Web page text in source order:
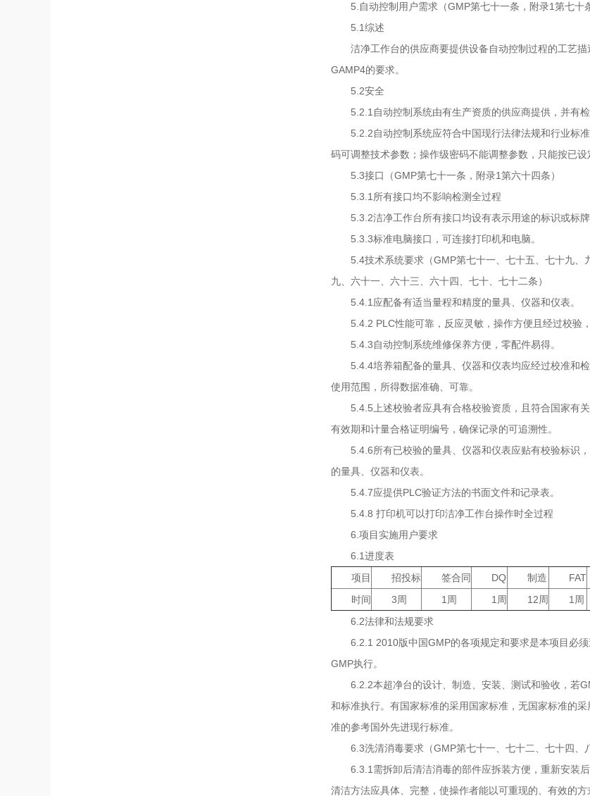
5.自动控制用户需求（GMP第七十一条，附录1第七十
5.1综述
洁净工作台的供应商要提供设备自动控制过程的工艺
GAMP4的要求。
5.2安全
5.2.1自动控制系统由有生产资质的供应商提供，并有
5.2.2自动控制系统应符合中国现行法律法规和行业标
码可调整技术参数；操作级密码不能调整参数，只能按已设
5.3接口（GMP第七十一条，附录1第六十四条）
5.3.1所有接口均不影响检测全过程
5.3.2洁净工作台所有接口均设有表示用途的标识或标牌
5.3.3标准电脑接口，可连接打印机和电脑。
5.4技术系统要求（GMP第七十一、七十五、七十九
九、六十一、六十三、六十四、七十、七十二条）
5.4.1应配备有适当量程和精度的量具、仪器和仪表。
5.4.2 PLC性能可靠，反应灵敏，操作方便且经过校验
5.4.3自动控制系统维修保养方便，零配件易得。
5.4.4培养箱配备的量具、仪器和仪表均应经过校准和
使用范围，所得数据准确、可靠。
5.4.5上述校验者应具有合格校验资质，且符合国家有
有效期和计量合格证明编号，确保记录的可追溯性。
5.4.6所有已校验的量具、仪器和仪表应贴有校验标识
的量具、仪器和仪表。
5.4.7应提供PLC验证方法的书面文件和记录表。
5.4.8 打印机可以打印洁净工作台操作时全过程
6.项目实施用户要求
6.1进度表
项目
招投标 签合同 DQ 制造 FAT
时间
3周 1周 1周 12周 1周
6.2法律和法规要求
6.2.1 2010版中国GMP的各项规定和要求是本项目必
GMP执行。
6.2.2本超净台的设计、制造、安装、测试和验收，若
和标准执行。有国家标准的采用国家标准，无国家标准的
准的参考国外先进现行标准。
6.3洗清消毒要求（GMP第七十一、七十二、七十四、
6.3.1需拆卸后清洁消毒的部件应拆装方便，重新安装
清洁方法应具体、完整，使操作者能以可重现的、有效的方